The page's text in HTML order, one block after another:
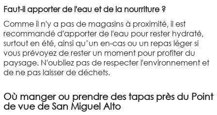
Faut-il apporter de l'eau et de la nourriture ?
Comme il n'y a pas de magasins à proximité, il est
recommandé d'apporter de l'eau pour rester hydraté,
surtout en été, ainsi qu’un en-cas ou un repas léger si
vous prévoyez de rester un moment pour profiter du
paysage. N'oubliez pas de respecter l'environnement et
de ne pas laisser de déchets.
Où manger ou prendre des tapas près du Point
de vue de San Miguel Alto